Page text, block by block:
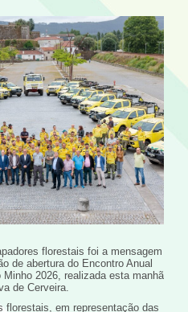
florestais foi a mensagem
de abertura do Encontro Anual
2026, realizada esta manhã
de Cerveira.
florestais, em representação das